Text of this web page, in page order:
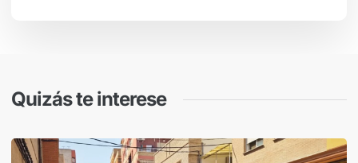
Quizás te interese